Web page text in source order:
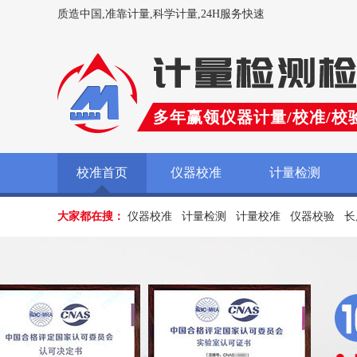
质造中国,准靠计量,科学计量,24H服务快速
多年赢领仪器计量/校准/校
校准首页 仪器校准 计量检测
大家都在搜： 仪器校准 计量检测 计量校准 仪器校验